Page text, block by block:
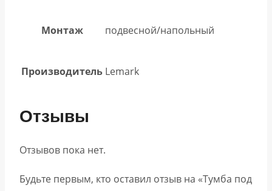
Монтаж подвесной/напольный
Производитель Lemark
Отзывы
Отзывов пока нет.
Будьте первым, кто оставил отзыв на «Тумба под